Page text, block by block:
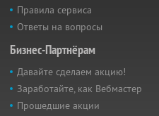
Правила сервиса
Ответы на вопросы
Бизнес-Партнёрам
Давайте сделаем акцию!
Заработайте, как Вебмастер
Прошедшие акции